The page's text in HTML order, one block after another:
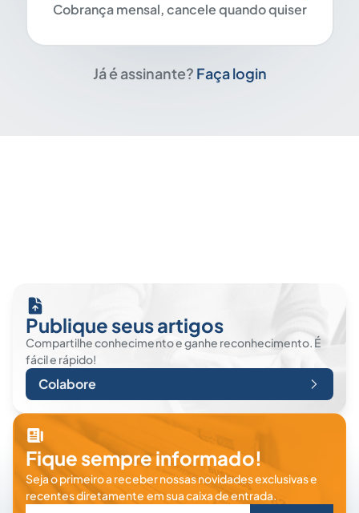
Cobrança mensal, cancele quando quiser
Já é assinante? Faça login
Publique seus artigos
Compartilhe conhecimento e ganhe reconhecimento. É
fácil e rápido!
Colabore
Fique sempre informado!
Seja o primeiro a receber nossas novidades exclusivas e
recentes diretamente em sua caixa de entrada.